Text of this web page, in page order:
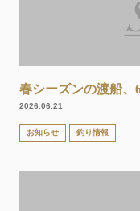
春シーズンの渡船、
2026.06.21
お知らせ 釣り情報